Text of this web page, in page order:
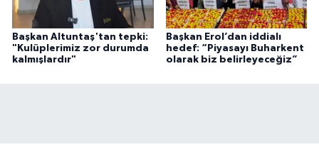
Başkan Altuntaş'tan tepki:
"Kulüplerimiz zor durumda
kalmışlardır"
Başkan Erol’dan iddialı
hedef: “Piyasayı Buharkent
olarak biz belirleyeceğiz”